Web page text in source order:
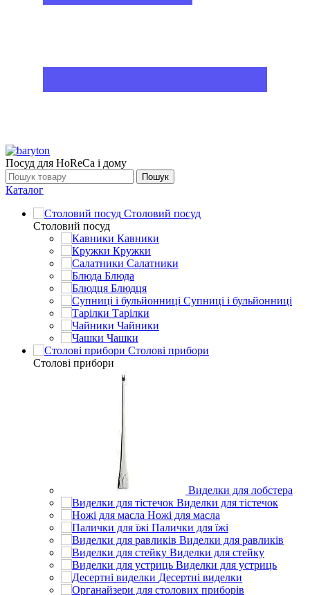
Посуд для HoReCa і дому
Пошук
Каталог
Столовий посуд
Столовий посуд
Кавники
Кружки
Салатники
Блюда
Блюдця
Супниці і бульйонниці
Тарілки
Чайники
Чашки
Столові прибори
Столові прибори
Виделки для лобстера
Виделки для тістечок
Ножі для масла
Палички для їжі
Виделки для равликів
Виделки для стейку
Виделки для устриць
Десертні виделки